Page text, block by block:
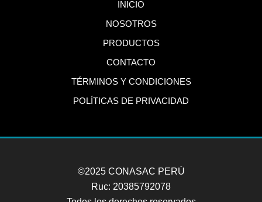
INICIO
NOSOTROS
PRODUCTOS
CONTACTO
TÉRMINOS Y CONDICIONES
POLÍTICAS DE PRIVACIDAD
©2025 CONASAC PERÚ
Ruc: 20385792078